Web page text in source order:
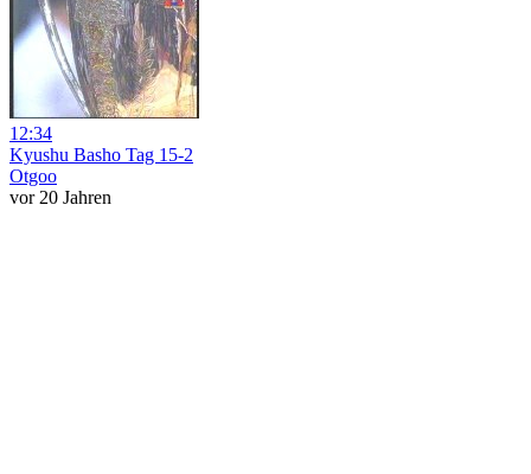
12:34
Kyushu Basho Tag 15-2
Otgoo
vor 20 Jahren